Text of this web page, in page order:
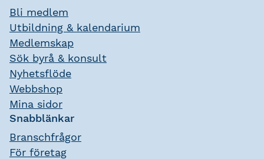
Bli medlem
Utbildning & kalendarium
Medlemskap
Sök byrå & konsult
Nyhetsflöde
Webbshop
Mina sidor
Snabblänkar
Branschfrågor
För företag